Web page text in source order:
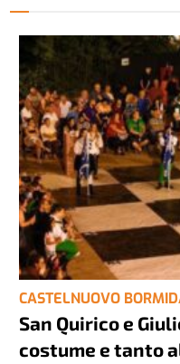
CASTELNUOVO
San Quirico e
costume e tanto